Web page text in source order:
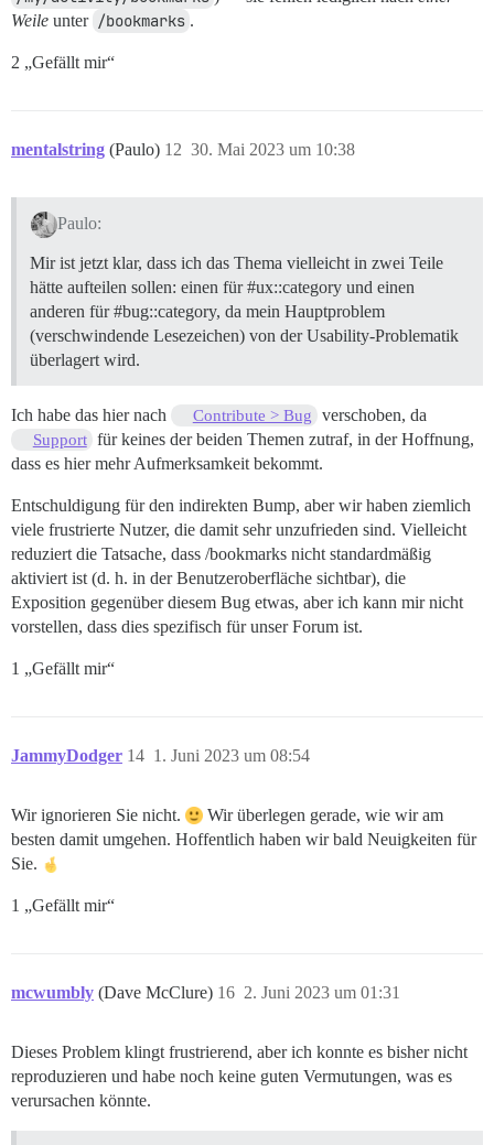
Weile unter /bookmarks .
2 „Gefällt mir“
mentalstring (Paulo) 30. Mai 2023 um 10:38
12
Paulo:
Mir ist jetzt klar, dass ich das Thema vielleicht in zwei Teile
hätte aufteilen sollen: einen für#ux::category und einen
anderen für#bug::category, da mein Hauptproblem
(verschwindende Lesezeichen) von der Usability-Problematik
überlagert wird.
Ich habe das hier nach Contribute > Bug verschoben, da
Support für keines der beiden Themen zutraf, in der Hoffnung,
dass es hier mehr Aufmerksamkeit bekommt.
Entschuldigung für den indirekten Bump, aber wir haben ziemlich
viele frustrierte Nutzer, die damit sehr unzufrieden sind. Vielleicht
reduziert die Tatsache, dass /bookmarks nicht standardmäßig
aktiviert ist (d. h. in der Benutzeroberfläche sichtbar), die
Exposition gegenüber diesem Bug etwas, aber ich kann mir nicht
vorstellen, dass dies spezifisch für unser Forum ist.
1 „Gefällt mir“
JammyDodger 1. Juni 2023 um 08:54
14
Wir ignorieren Sie nicht.
Wir überlegen gerade, wie wir am
besten damit umgehen. Hoffentlich haben wir bald Neuigkeiten für
Sie.
1 „Gefällt mir“
mcwumbly (Dave McClure) 2. Juni 2023 um 01:31
16
Dieses Problem klingt frustrierend, aber ich konnte es bisher nicht
reproduzieren und habe noch keine guten Vermutungen, was es
verursachen könnte.